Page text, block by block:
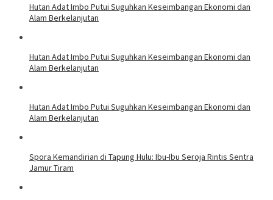
Hutan Adat Imbo Putui Suguhkan Keseimbangan Ekonomi dan
Alam Berkelanjutan
Hutan Adat Imbo Putui Suguhkan Keseimbangan Ekonomi dan
Alam Berkelanjutan
Hutan Adat Imbo Putui Suguhkan Keseimbangan Ekonomi dan
Alam Berkelanjutan
Spora Kemandirian di Tapung Hulu: Ibu-Ibu Seroja Rintis Sentra
Jamur Tiram